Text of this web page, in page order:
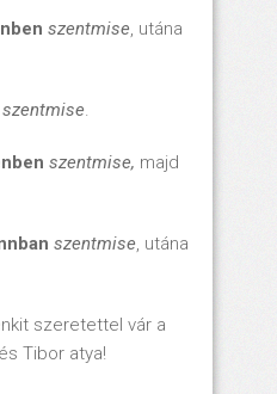
szentmise, utána
szentmise.
szentmise, majd
szentmise, utána
szeretettel vár a
Tibor atya!